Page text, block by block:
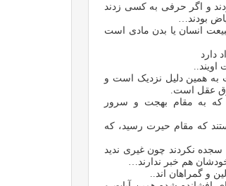
و اگر حرفی به کسی زدند
بودند…
انسان یا بدن مادی است
دارد
به همین دلیل نزدیک است و
عقل است.
که به مقام بهجت و سرور
که مقام حیرت رسید، که
سجده نکردند چون غیری ندید
هم خبر ندارند…
و گمراهان اند..